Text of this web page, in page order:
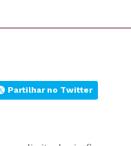
Partilhar no Twitter